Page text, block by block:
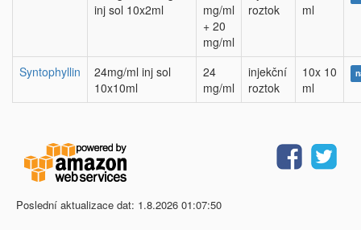
inj sol 10x2ml
mg/ml
+ 20
mg/ml
roztok
ml
Syntophyllin
24mg/ml inj sol
10x10ml
24
mg/ml
injekční
roztok
10x 10
ml
Poslední aktualizace dat: 1.8.2026 01:07:50